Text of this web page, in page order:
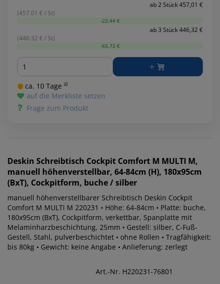
ab 2 Stück 457,01 €
(457.01 € / St)
-22,44 €
ab 3 Stück 446,32 €
(446.32 € / St)
-65,72 €
Menge
ca. 10 Tage ²⁾
auf die Merkliste setzen
Frage zum Produkt
Deskin Schreibtisch Cockpit Comfort M MULTI M,
manuell höhenverstellbar, 64-84cm (H), 180x95cm
(BxT), Cockpitform, buche / silber
manuell höhenverstellbarer Schreibtisch Deskin Cockpit
Comfort M MULTI M 220231 • Höhe: 64-84cm • Platte: buche,
180x95cm (BxT), Cockpitform, verkettbar, Spanplatte mit
Melaminharzbeschichtung, 25mm • Gestell: silber, C-Fuß-
Gestell, Stahl, pulverbeschichtet • ohne Rollen • Tragfähigkeit:
bis 80kg • Gewicht: keine Angabe • Anlieferung: zerlegt
Art.-Nr. H220231-76801